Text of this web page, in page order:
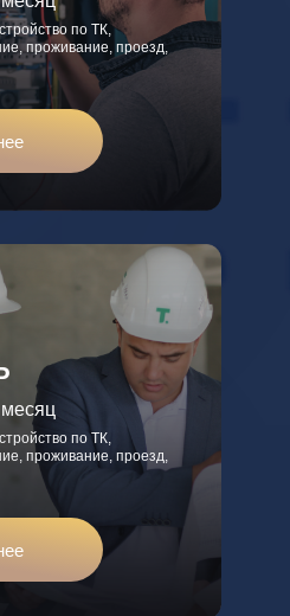
по ТК,
проживание, проезд,
по ТК,
проживание, проезд,